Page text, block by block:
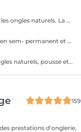
Premiere pose c'est quand il n'y a rien sur les ongles naturels. La manucure est incluse.
La Dépose et pose permet d'enlever l'ancien sem- permanent et faire une nouvelle pose, la manucure est incluse. Le semi permanent qui a été fait dans un autre institut, la dépose sera facturée.
Première pose du semi permanent sur ongles naturels, pousse et coupe des cuticules, coupe et limage des ongles. Couleur ou French au choix.
159
prestations d'onglerie,